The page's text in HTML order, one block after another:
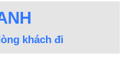
khách đi